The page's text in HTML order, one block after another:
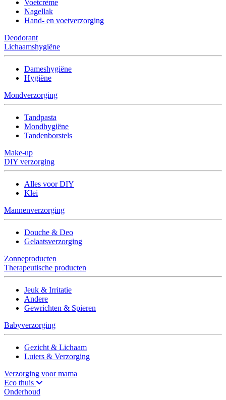
Voetcrème
Nagellak
Hand- en voetverzorging
Deodorant
Lichaamshygiëne
Dameshygiëne
Hygiëne
Mondverzorging
Tandpasta
Mondhygiëne
Tandenborstels
Make-up
DIY verzorging
Alles voor DIY
Klei
Mannenverzorging
Douche & Deo
Gelaatsverzorging
Zonneproducten
Therapeutische producten
Jeuk & Irritatie
Andere
Gewrichten & Spieren
Babyverzorging
Gezicht & Lichaam
Luiers & Verzorging
Verzorging voor mama
Eco thuis
Onderhoud